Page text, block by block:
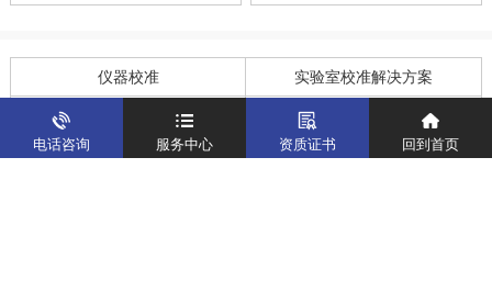
仪器校准 实验室校准解决方案
制造仪器校准解决方案 计量校准实验室
关于我们 新闻资讯
电话咨询 服务中心 资质证书 回到首页